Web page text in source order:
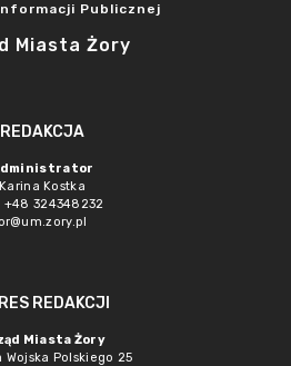
Publicznej
Miasta Żory
REDAKCJA
Karina Kostka
+48 324348232
or@um.zory.pl
REDAKCJI
Miasta Żory
Wojska Polskiego 25